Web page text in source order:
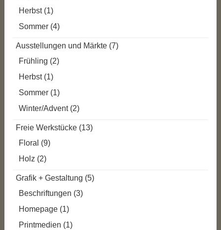
Herbst(1)
Sommer (4)
Ausstellungen und Märkte (7)
Frühling (2)
Herbst(1)
Sommer (1)
Winter/Advent(2)
Freie Werkstücke (13)
Floral (9)
Holz (2)
Grafik + Gestaltung (5)
Beschriftungen (3)
Homepage (1)
Printmedien (1)